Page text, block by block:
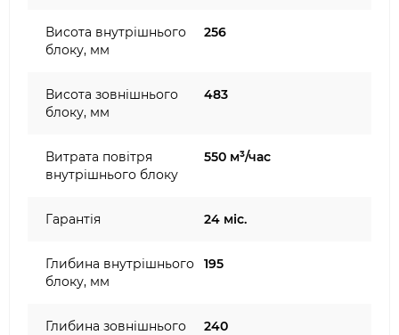
Висота внутрішнього
блоку, мм
256
Висота зовнішнього
блоку, мм
483
Витрата повітря
внутрішнього блоку
550 м³/час
Гарантія 24 міс.
Глибина внутрішнього
блоку, мм
195
Глибина зовнішнього
240